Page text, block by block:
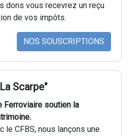
dons vous recevrez un reçu
de vos impôts.
NOS SOUSCRIPTIONS
Scarpe"
Ferroviaire soutien la
le CFBS, nous lançons une